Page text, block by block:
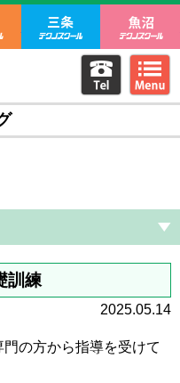
プ
スクール
上越テクノスクール
三条テクノ
新潟テクノスクール 電話を
訓練
2025.05.14
の方から指導を受けて